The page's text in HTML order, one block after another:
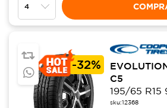
-32%
C5
195/65 R15
sku:12368